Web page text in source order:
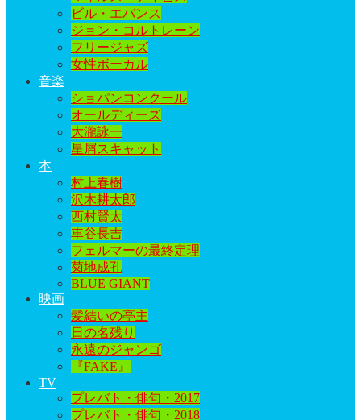
ビル・エバンス
ジョン・コルトレーン
フリージャズ
女性ボーカル
音楽
ショパンコンクール
オールディーズ
大瀧詠一
星屑スキャット
本
村上春樹
沢木耕太郎
西村賢太
車谷長吉
フェルマーの最終定理
菊地成孔
BLUE GIANT
映画
髪結いの亭主
日の名残り
永遠のジャンゴ
『FAKE』
TV
プレバト・俳句・2017
プレバト・俳句・2018